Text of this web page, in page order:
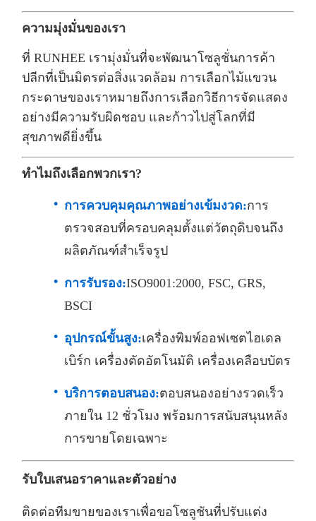
ความมุ่งมั่นของเรา
ที่ RUNHEE เรามุ่งมั่นที่จะพัฒนาโซลูชั่นการค้า
ปลีกที่เป็นมิตรต่อสิ่งแวดล้อม การเลือกไม้แขวน
กระดาษของเราหมายถึงการเลือกวิธีการจัดแสดง
อย่างมีความรับผิดชอบ และก้าวไปสู่โลกที่มี
สุขภาพดียิ่งขึ้น
ทำไมถึงเลือกพวกเรา?
การควบคุมคุณภาพอย่างเข้มงวด:การ
ตรวจสอบที่ครอบคลุมตั้งแต่วัตถุดิบจนถึง
ผลิตภัณฑ์สำเร็จรูป
การรับรอง:ISO9001:2000, FSC, GRS,
BSCI
อุปกรณ์ขั้นสูง:เครื่องพิมพ์ออฟเซตไฮเดล
เบิร์ก เครื่องตัดอัตโนมัติ เครื่องเคลือบบัตร
บริการตอบสนอง:ตอบสนองอย่างรวดเร็ว
ภายใน 12 ชั่วโมง พร้อมการสนับสนุนหลัง
การขายโดยเฉพาะ
รับใบเสนอราคาและตัวอย่าง
ติดต่อทีมขายของเราเพื่อขอโซลูชันที่ปรับแต่ง